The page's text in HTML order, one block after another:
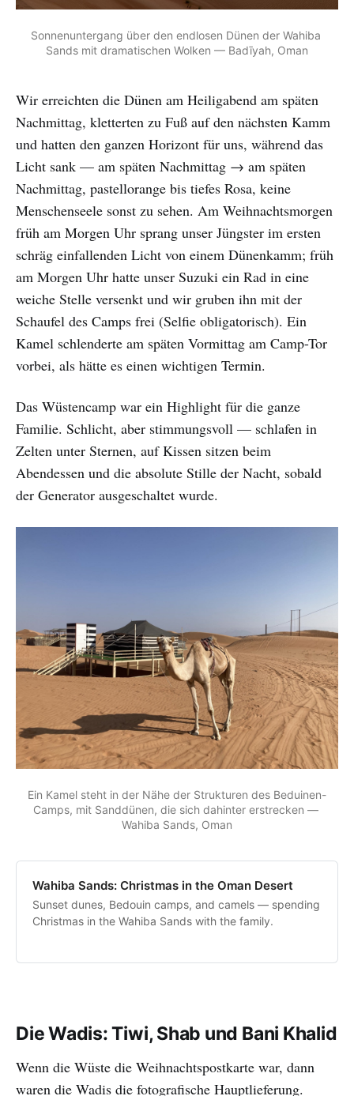
Sonnenuntergang über den endlosen Dünen der Wahiba
Sands mit dramatischen Wolken — Badīyah, Oman
Wir erreichten die Dünen am Heiligabend am späten
Nachmittag, kletterten zu Fuß auf den nächsten Kamm
und hatten den ganzen Horizont für uns, während das
Licht sank — am späten Nachmittag → am späten
Nachmittag, pastellorange bis tiefes Rosa, keine
Menschenseele sonst zu sehen. Am Weihnachtsmorgen
früh am Morgen Uhr sprang unser Jüngster im ersten
schräg einfallenden Licht von einem Dünenkamm; früh
am Morgen Uhr hatte unser Suzuki ein Rad in eine
weiche Stelle versenkt und wir gruben ihn mit der
Schaufel des Camps frei (Selfie obligatorisch). Ein
Kamel schlenderte am späten Vormittag am Camp-Tor
vorbei, als hätte es einen wichtigen Termin.
Das Wüstencamp war ein Highlight für die ganze
Familie. Schlicht, aber stimmungsvoll — schlafen in
Zelten unter Sternen, auf Kissen sitzen beim
Abendessen und die absolute Stille der Nacht, sobald
der Generator ausgeschaltet wurde.
Ein Kamel steht in der Nähe der Strukturen des Beduinen-
Camps, mit Sanddünen, die sich dahinter erstrecken —
Wahiba Sands, Oman
Wahiba Sands: Christmas in the Oman Desert
Sunset dunes, Bedouin camps, and camels — spending
Christmas in the Wahiba Sands with the family.
Die Wadis: Tiwi, Shab und Bani Khalid
Wenn die Wüste die Weihnachtspostkarte war, dann
waren die Wadis die fotografische Hauptlieferung.